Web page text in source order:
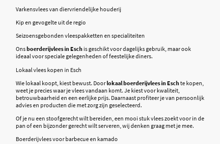
Varkensvlees van diervriendelijke houderij
Kip en gevogelte uit de regio
Seizoensgebonden vleespakketten en specialiteiten
Onsboerderijvlees in Esch is geschikt voor dagelijks gebruik, maar ook
ideaal voor speciale gelegenheden of feestelijke diners.
Lokaal vlees kopen in Esch
Wie lokaal koopt, kiest bewust. Doorlokaal boerderijvlees in Eschte kopen,
weet je precies waar je vlees vandaan komt. Je kiest voor kwaliteit,
betrouwbaarheid en een eerlijke prijs. Daarnaast profiteer je van persoonlijk
advies en producten die met zorg zijn geselecteerd.
Of je nu een stoofgerecht wilt bereiden, een mooi stuk vlees zoekt voor in de
pan of een bijzonder gerecht wilt serveren, wij denken graag met je mee.
Boerderijvlees voor barbecue en kamado